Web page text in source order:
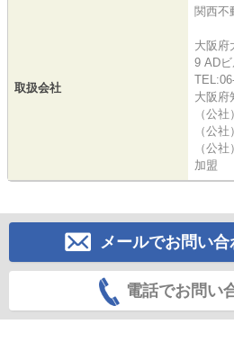
取扱会社
関西
リ
大阪府
9 AD
大阪府
（公
（公
（公
加盟
メールでお問い
電話でお問い